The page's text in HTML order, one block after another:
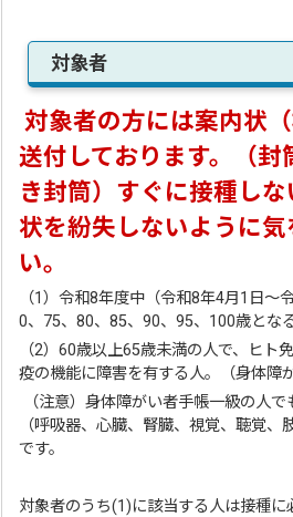
対象者
対象者の方には案内状
送付しております。（封
き封筒）すぐに接種し
状を紛失しないように気
い。
（1）令和8年度中（令和8年4月1日～
0、75、80、85、90、95、100歳とな
（2）60歳以上65歳未満の人で、ヒト
疫の機能に障害を有する人。（身体障
（注意）身体障がい者手帳一級の人
（呼吸器、心臓、腎臓、視覚、聴覚
です。
対象者のうち(1)に該当する人は接種